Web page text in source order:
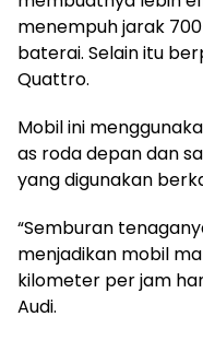
menempuh jarak
baterai. Selain itu
Quattro.
Mobil ini
as roda depan dan
yang digunakan
“Semburan
menjadikan mobil
kilometer per jam
Audi.